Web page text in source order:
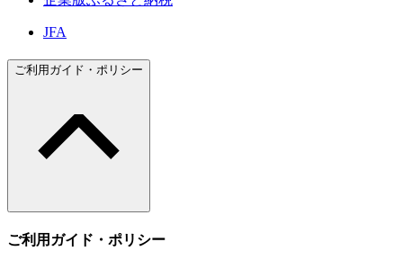
JFA
ご利用ガイド・ポリシー
ご利用ガイド・ポリシー